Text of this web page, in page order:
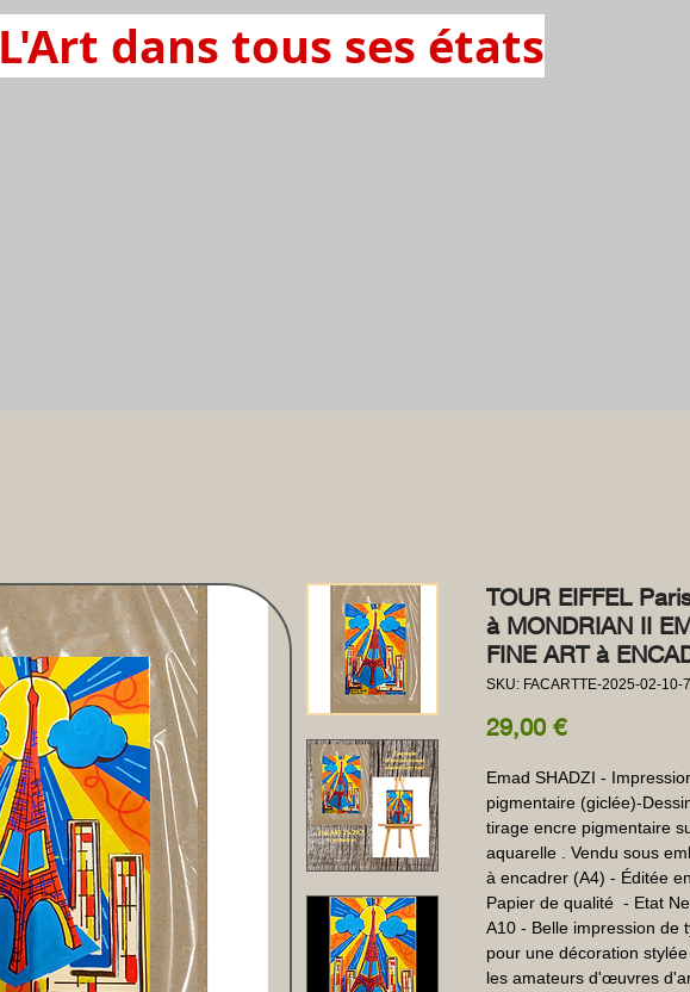
L'Art dans tous ses états
TOUR EIFFEL
à MONDRIAN II
FINE ART à
SKU: FACARTTE-2025-02-10-7
29,00 €Precio
Emad SHADZI -
pigmentaire (giclée)-
tirage encre pigmentaire
aquarelle . Vendu sous
à encadrer (A4) - Éditée
Papier de qualité  - Etat
A10 - Belle impression de
pour une décoration
les amateurs d'œuvres